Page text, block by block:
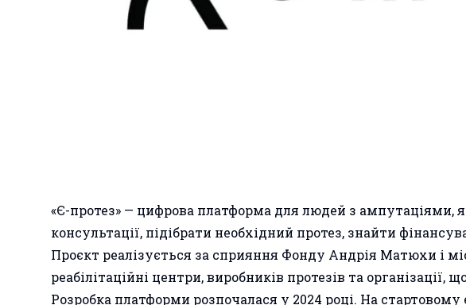
«Є-протез» — цифрова платформа для людей з ампутаціями,
консультації, підібрати необхідний протез, знайти
Проєкт реалізується за сприяння Фонду Андрія Матюхи і
реабілітаційні центри, виробників протезів та
Розробка платформи розпочалася у 2024 році. На